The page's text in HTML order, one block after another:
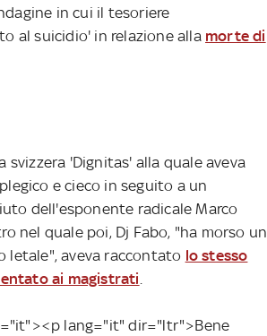
in cui il tesoriere
al suicidio' in relazione alla morte di
'Dignitas' alla quale aveva
e cieco in seguito a un
dell'esponente radicale Marco
nel quale poi, Dj Fabo, "ha morso un
letale", aveva raccontato lo stesso
ai magistrati.
lang="it" dir="ltr">Bene